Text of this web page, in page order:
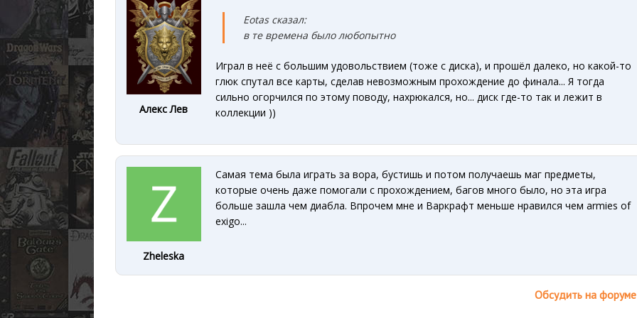
Алекс Лев
Eotas сказал:
в те времена было любопытно
Играл в неё с большим удовольствием (тоже с диска), и прошёл далеко, но какой-то
глюк спутал все карты, сделав невозможным прохождение до финала... Я тогда
сильно огорчился по этому поводу, нахрюкался, но... диск где-то так и лежит в
коллекции ))
Zheleska
Самая тема была играть за вора, бустишь и потом получаешь маг предметы,
которые очень даже помогали с прохождением, багов много было, но эта игра
больше зашла чем диабла. Впрочем мне и Варкрафт меньше нравился чем armies of
exigo...
Обсудить на